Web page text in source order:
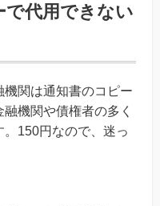
で代用できない
関は通知書のコピー
機関や債権者の多く
150円なので、迷っ